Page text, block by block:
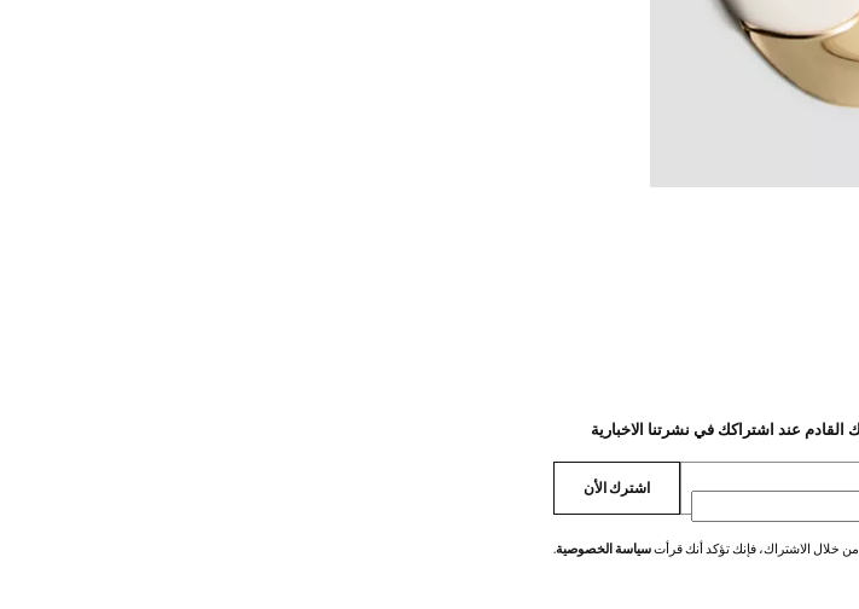
اشترك الأن
من خلال الاشتراك، فإنك تؤكد أنك قرأتسياسة الخصوصية.